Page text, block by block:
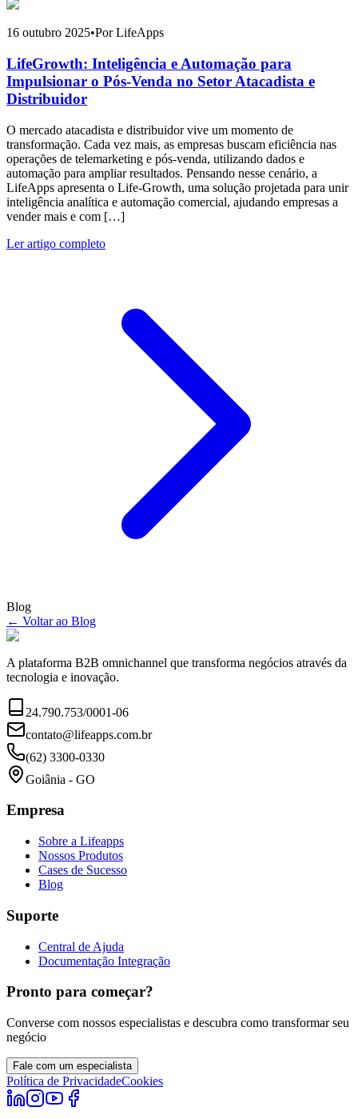
16 outubro 2025•Por LifeApps
LifeGrowth: Inteligência e Automação para
Impulsionar o Pós-Venda no Setor Atacadista e
Distribuidor
O mercado atacadista e distribuidor vive um momento de
transformação. Cada vez mais, as empresas buscam eficiência nas
operações de telemarketing e pós-venda, utilizando dados e
automação para ampliar resultados. Pensando nesse cenário, a
LifeApps apresenta o Life-Growth, uma solução projetada para unir
inteligência analítica e automação comercial, ajudando empresas a
vender mais e com […]
Ler artigo completo
Blog
← Voltar ao Blog
A plataforma B2B omnichannel que transforma negócios através da
tecnologia e inovação.
24.790.753/0001-06
contato@lifeapps.com.br
(62) 3300-0330
Goiânia - GO
Empresa
Sobre a Lifeapps
Nossos Produtos
Cases de Sucesso
Blog
Suporte
Central de Ajuda
Documentação Integração
Pronto para começar?
Converse com nossos especialistas e descubra como transformar seu
negócio
Fale com um especialista
Política de PrivacidadeCookies